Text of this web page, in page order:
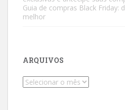
Guia de compras Black Friday:
melhor
ARQUIVOS
Arquivos